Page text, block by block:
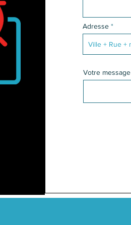
Adresse
Votre message